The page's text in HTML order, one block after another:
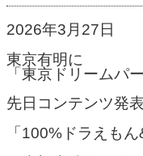
2026年3月27日
東京有明に
「東京ドリームパ
先日コンテンツ発
「100%ドラえも